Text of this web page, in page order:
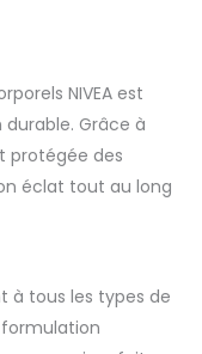
NIVEA est
Grâce à
protégée des
éclat tout au long
à tous les types de
formulation